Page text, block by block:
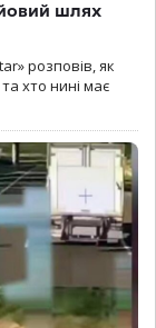
шлях
розповів, як
хто нині має